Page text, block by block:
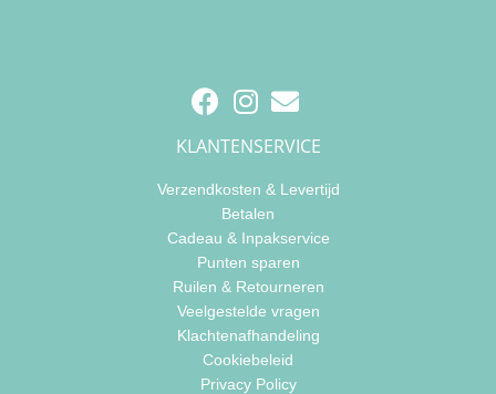
KLANTENSERVICE
Verzendkosten & Levertijd
Betalen
Cadeau & Inpakservice
Punten sparen
Ruilen & Retourneren
Veelgestelde vragen
Klachtenafhandeling
Cookiebeleid
Privacy Policy